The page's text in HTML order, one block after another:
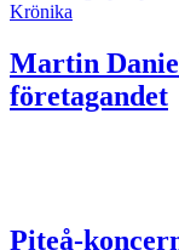
Krönika
Martin
företagandet
Piteå-